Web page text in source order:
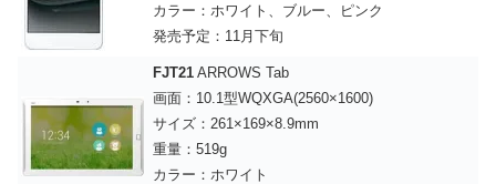
カラー：ホワイト、ブルー、ピンク
発売予定：11月下旬
FJT21 ARROWS Tab
画面：10.1型WQXGA(2560×1600)
サイズ：261×169×8.9mm
重量：519g
カラー：ホワイト